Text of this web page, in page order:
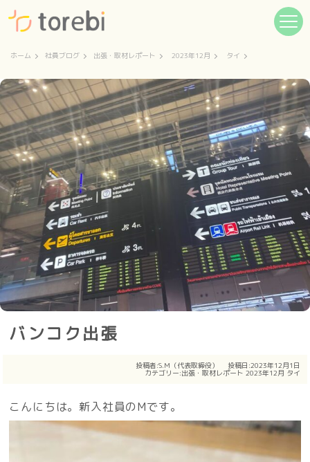
ホーム 社員ブログ 出張・取材レポート 2023年12月 タイ
バンコク出張
投稿者:S.M（代表取締役） 投稿日:2023年12月1日
カテゴリー:出張・取材レポート 2023年12月 タイ
こんにちは。新入社員のMです。